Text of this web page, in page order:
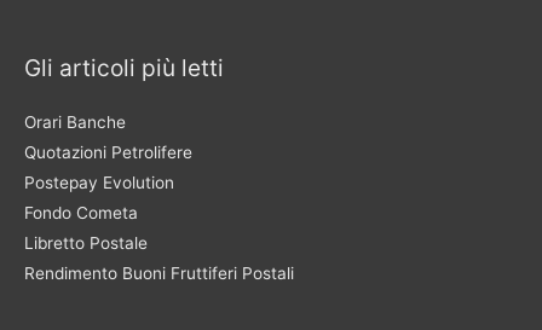
Gli articoli più letti
Orari Banche
Quotazioni Petrolifere
Postepay Evolution
Fondo Cometa
Libretto Postale
Rendimento Buoni Fruttiferi Postali